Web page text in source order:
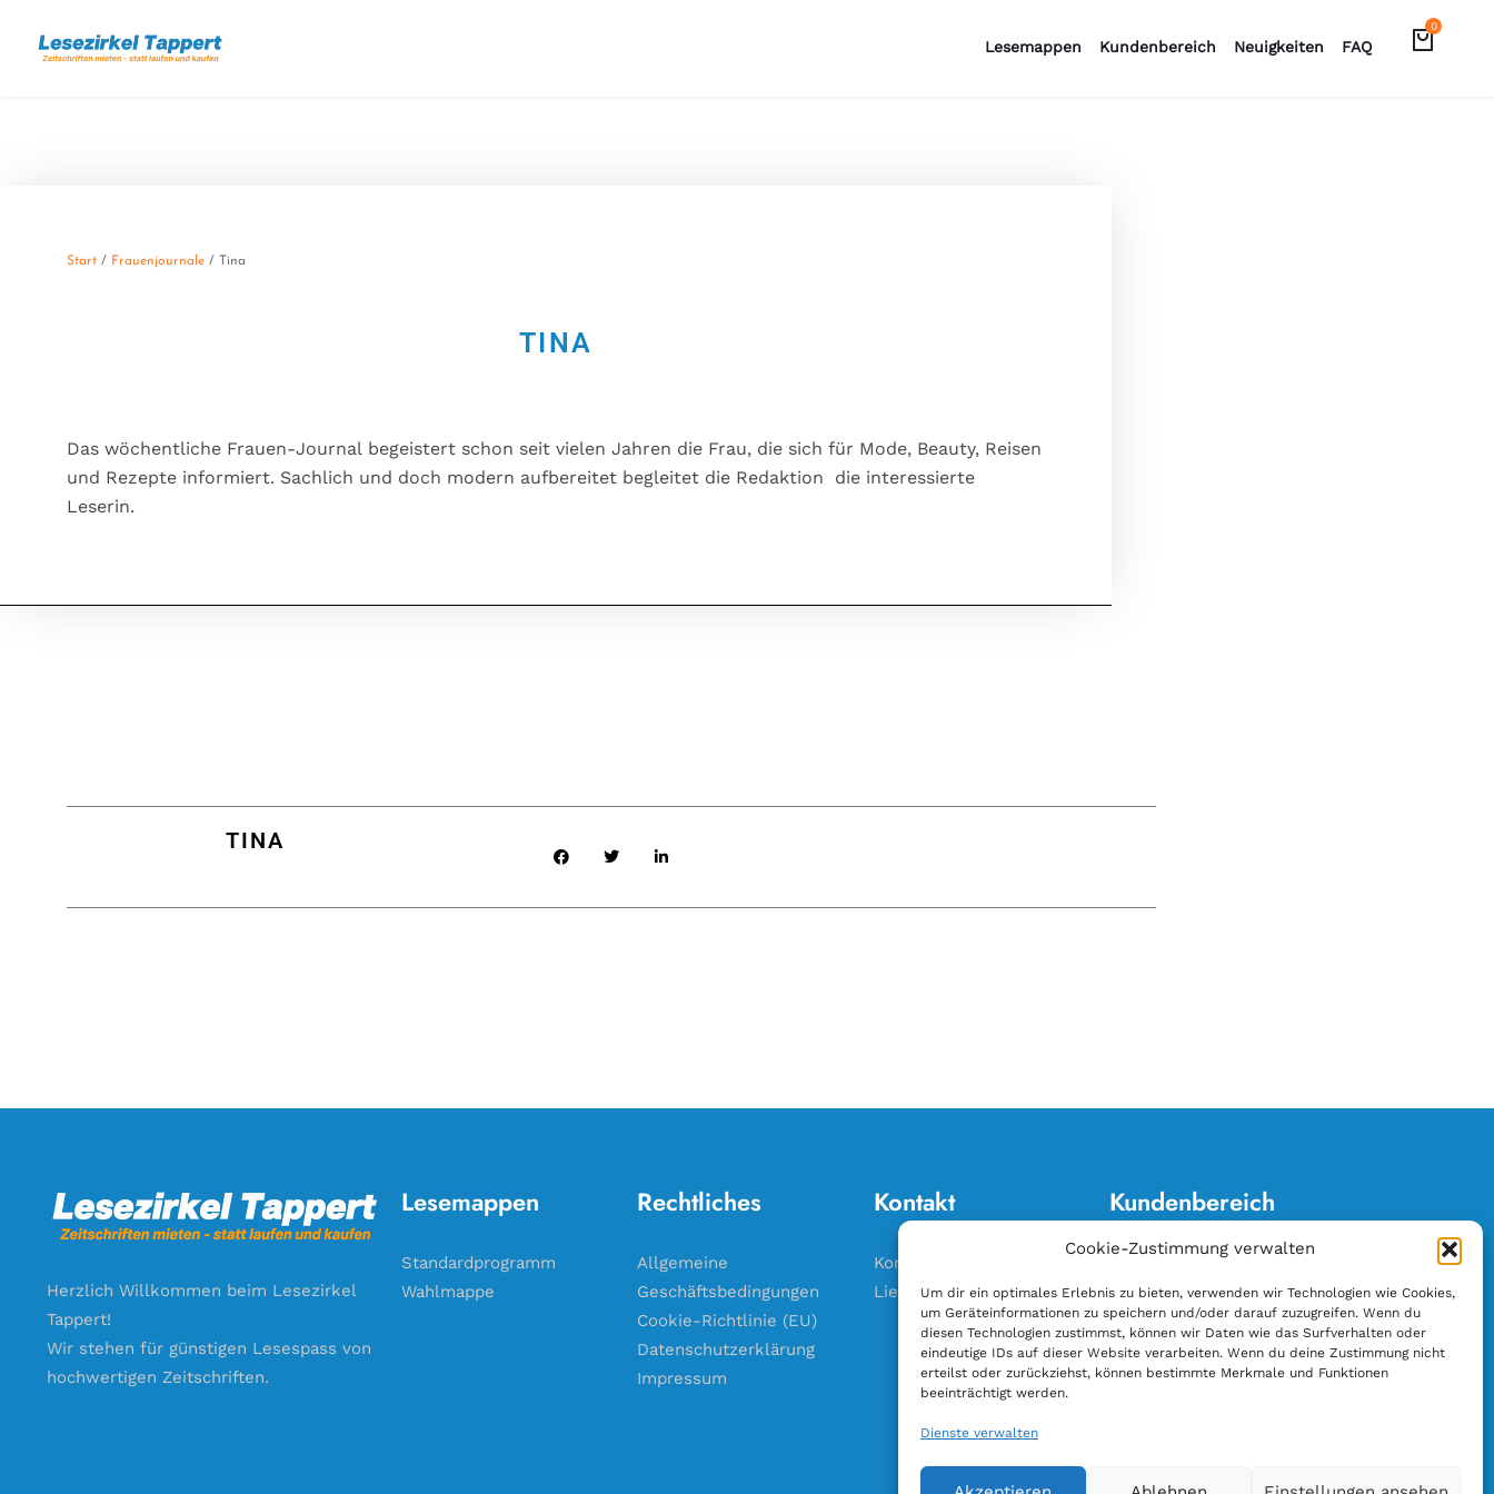
Cookie-Zustimmung verwalten
Um dir ein optimales Erlebnis zu bieten, verwenden wir Technologien wie Cookies,
um Geräteinformationen zu speichern und/oder darauf zuzugreifen. Wenn du
diesen Technologien zustimmst, können wir Daten wie das Surfverhalten oder
eindeutige IDs auf dieser Website verarbeiten. Wenn du deine Zustimmung nicht
erteilst oder zurückziehst, können bestimmte Merkmale und Funktionen
beeinträchtigt werden.
Dienste verwalten
0
Lesemappen Kundenbereich Neuigkeiten FAQ
Start / Frauenjournale / Tina
TINA
Das wöchentliche Frauen-Journal begeistert schon seit vielen Jahren die Frau, die sich für Mode, Beauty, Reisen
und Rezepte informiert. Sachlich und doch modern aufbereitet begleitet die Redaktion die interessierte
Leserin.
TINA
Herzlich Willkommen beim Lesezirkel
Tappert!
Wir stehen für günstigen Lesespass von
hochwertigen Zeitschriften.
Lesemappen
Standardprogramm
Wahlmappe
Rechtliches
Allgemeine
Geschäftsbedingungen
Cookie-Richtlinie (EU)
Datenschutzerklärung
Impressum
Kontakt
Kontakt
Liefergebiet
Kundenbereich
Anschrift ändern
E-Rechnung
Lesemappe kündigen
Lieferunterbrechung
Sortimentsänderung